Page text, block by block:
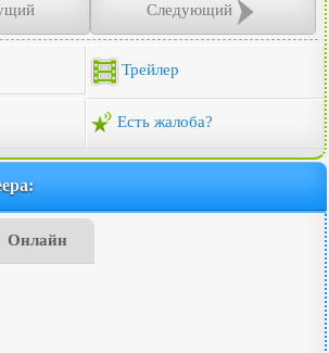
Следующий
Трейлер
Есть жалоба?
Онлайн